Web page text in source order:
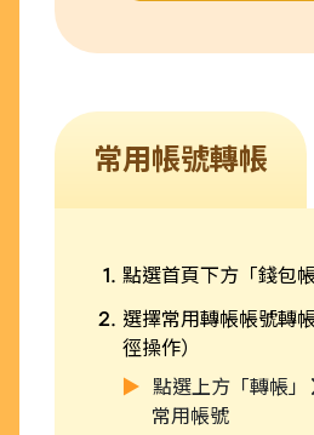
常用帳號轉帳
點選首頁下方「錢包帳
選擇常用轉帳帳號轉
徑操作）
點選上方「轉帳」
常用帳號